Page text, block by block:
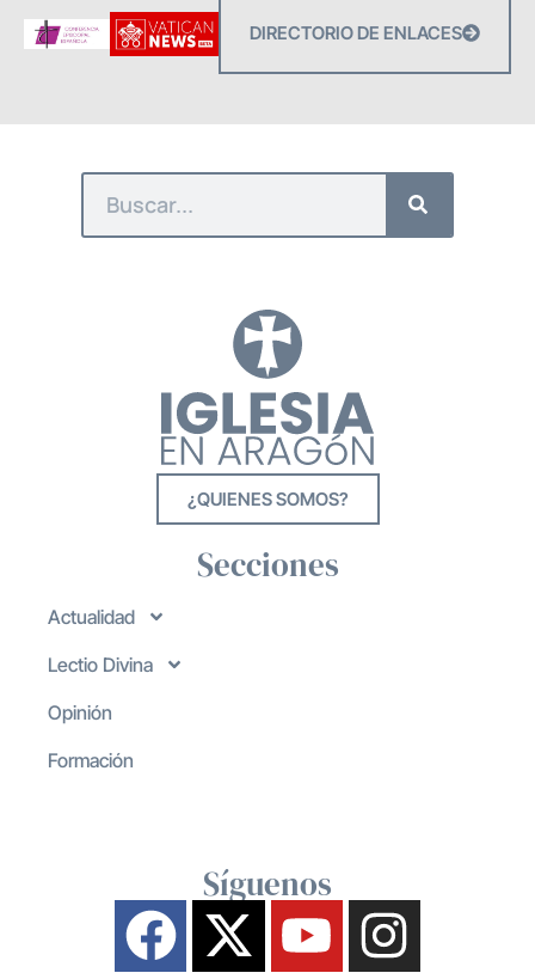
DIRECTORIO DE ENLACES
¿QUIENES SOMOS?
Secciones
Actualidad
Lectio Divina
Opinión
Formación
Síguenos